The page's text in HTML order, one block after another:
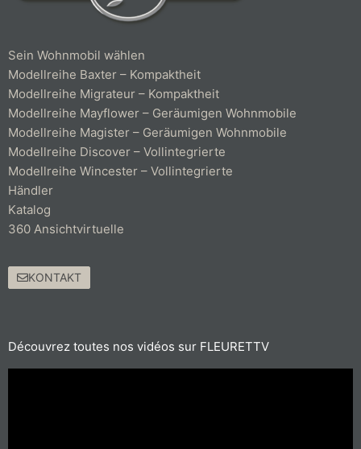
Sein Wohnmobil wählen
Modellreihe Baxter – Kompaktheit
Modellreihe Migrateur – Kompaktheit
Modellreihe Mayflower – Geräumigen Wohnmobile
Modellreihe Magister – Geräumigen Wohnmobile
Modellreihe Discover – Vollintegrierte
Modellreihe Wincester – Vollintegrierte
Händler
Katalog
360 Ansichtvirtuelle
KONTAKT
Découvrez toutes nos vidéos sur FLEURETTV